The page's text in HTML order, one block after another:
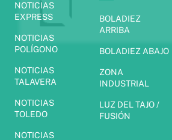
NOTICIAS
EXPRESS
NOTICIAS
POLÍGONO
NOTICIAS
TALAVERA
NOTICIAS
TOLEDO
NOTICIAS
BOLADIEZ
ARRIBA
BOLADIEZ ABAJO
ZONA
INDUSTRIAL
LUZ DEL TAJO /
FUSIÓN